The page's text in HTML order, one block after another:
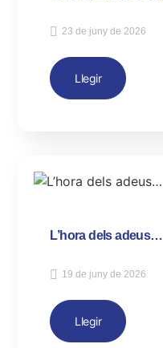
23 de juny de 2026
Llegir
L’hora dels adeus…
19 de juny de 2026
Llegir